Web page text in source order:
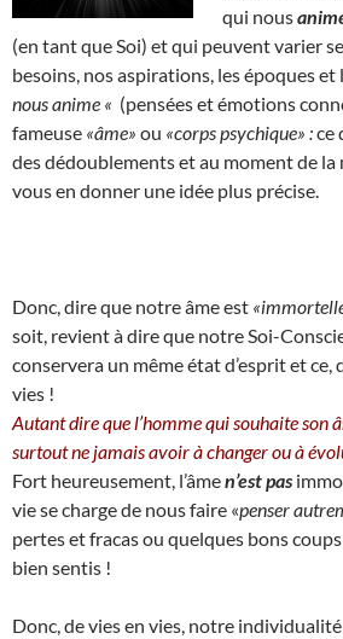
qui nous
(en tant que Soi) et qui peuvent varier
besoins, nos aspirations, les époques et
nous anime « (pensées et émotions
fameuse «âme» ou «corps psychique» :ce
des dédoublements et au moment de
vous en donner une idée plus précise.
Donc, dire que notre âme est
soit, revient à dire que notre Soi-
conservera un même état d’esprit et ce,
vies !
Autant dire que l’homme qui souhaite son
surtout ne jamais avoir à changer ou à
Fort heureusement, l’âmen’est pas
vie se charge de nous faire «penser
pertes et fracas ou quelques bons coups
bien sentis !
Donc, de vies en vies, notre